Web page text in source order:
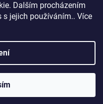
Dalším procházením
jejich používáním.. Více
práva vyhrazena.